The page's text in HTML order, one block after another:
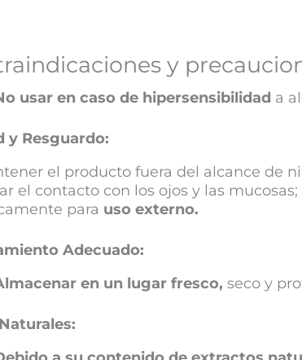
y
usar en caso de hipersensibilidad a
y Resguardo:
el producto fuera del alcance de
el contacto con los ojos y las
para uso externo.
Adecuado:
en un lugar fresco, seco y